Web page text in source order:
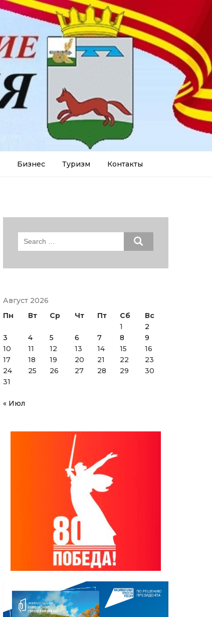
Бизнес Туризм Контакты
Search
Август 2026
Пн
Вт Ср Чт Пт Сб
Вс
1
2
3
4 5 6 7 8
9
10
11 12 13 14 15
16
17
18 19 20 21 22
23
24
25 26 27 28 29
30
31
« Июл